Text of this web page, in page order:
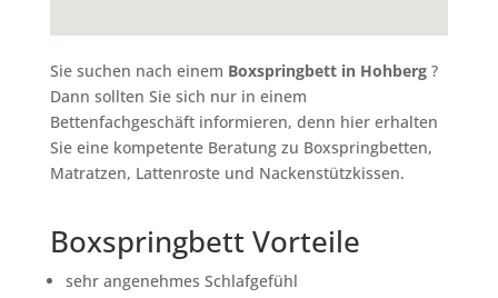
Sie suchen nach einem Boxspringbett in Hohberg?
Dann sollten Sie sich nur in einem
Bettenfachgeschäft informieren, denn hier erhalten
Sie eine kompetente Beratung zu Boxspringbetten,
Matratzen, Lattenroste und Nackenstützkissen.
Boxspringbett Vorteile
sehr angenehmes Schlafgefühl